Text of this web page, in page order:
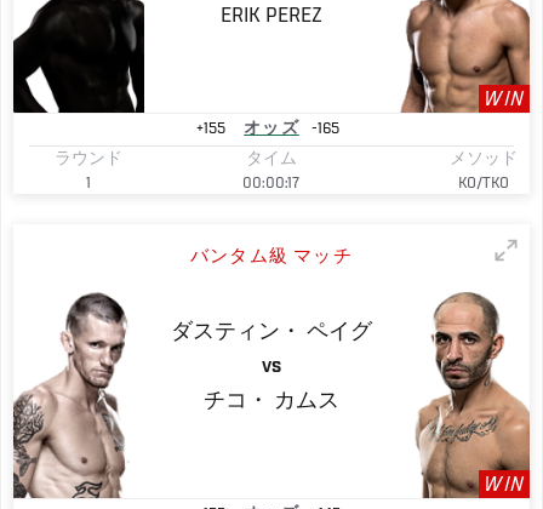
ERIK PEREZ
WIN
+155 オッズ
-165
ラウンド
1
タイム
00:00:17
メソッド
KO/TKO
バンタム級 マッチ
ダスティン・ ペイグ
VS
チコ・ カムス
WIN